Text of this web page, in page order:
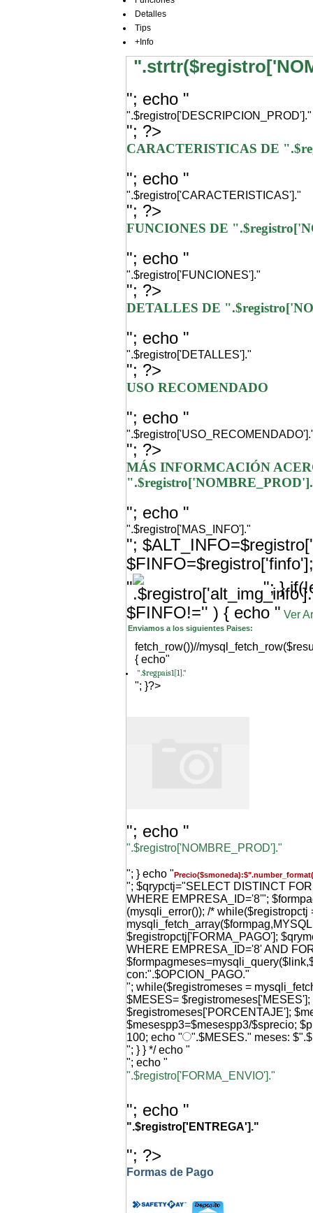
Detalles
Tips
+Info
"; echo "
".$registro['DESCRIPCION_PROD']."
"; ?>
CARACTERISTICAS DE
"; echo "
".$registro['CARACTERISTICAS']."
"; ?>
FUNCIONES DE
"; echo "
".$registro['FUNCIONES']."
"; ?>
DETALLES DE
"; echo "
".$registro['DETALLES']."
"; ?>
USO RECOMENDADO
"; echo "
"; ?>
MÁS INFORMCACIÓN
"; echo "
".$registro['MAS_INFO']."
";
"
"; }
$FINFO!='' ) { echo " Ver
Enviamos a los siguientes Paises:
fetch_row())//
{ echo"
".$regpais1[1]."
"; }?>
"; echo "
".$registro['NOMBRE_PROD']."
"; } echo "
"; $qrypctj="SELECT DISTINCT
WHERE EMPRESA_ID='8'";
(mysqli_error()); /* while($registropctj
$registropctj['FORMA_PAGO'];
WHERE EMPRESA_ID='8' AND
con:".$OPCION_PAGO."
"; while($registromeses =
$MESES=
$registromeses['PORCENTAJE'];
$mesespp3=$mesespp3/$sprecio;
100; echo "
".$MESES." meses:
"; } } */ echo "
"; echo "
".$registro['FORMA_ENVIO']."
"; echo "
".$registro['ENTREGA']."
"; ?>
Formas de Pago